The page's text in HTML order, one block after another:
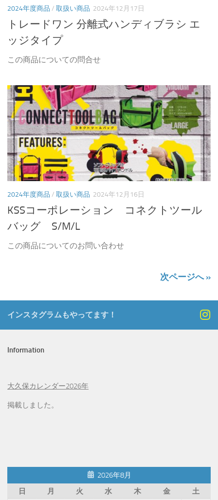
2024年度商品 / 取扱い商品 2024年12月17日
トレードワン 分離式ハンディブラシ エ
ッジタイプ
この商品についての問合せ
2024年度商品 / 取扱い商品 2024年12月16日
KSSコーポレーション コネクトツール
バッグ S/M/L
この商品についてのお問い合わせ
次ページへ »
インスタグラムもやってます！
Information
大久保カレンダー2026年
掲載しました。
2026年8月
日
月 火 水 木 金
土